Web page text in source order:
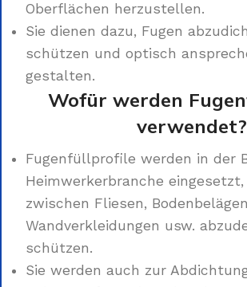
Oberflächen herzustellen.
Sie dienen dazu, Fugen
schützen und optisch
gestalten.
Wofür werden
verwendet?
Fugenfüllprofile werden in der
Heimwerkerbranche
zwischen Fliesen,
Wandverkleidungen usw.
schützen.
Sie werden auch zur